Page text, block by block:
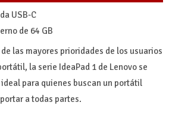
USB-C
de 64 GB
las mayores prioridades de los usuarios
la serie IdeaPad 1 de Lenovo se
para quienes buscan un portátil
a todas partes.